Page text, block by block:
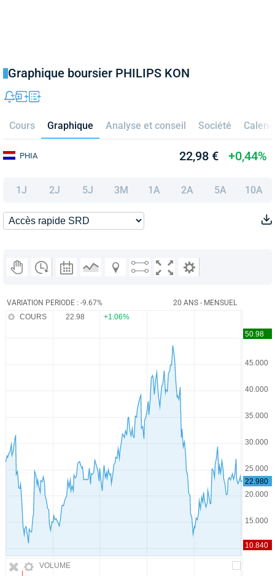
Graphique boursier PHILIPS KON
Cours Graphique Analyse et conseil Société
PHIA 22,98 € +0,44%
1J 2J 5J 3M 1A 2A 5A 10A
VARIATION PERIODE : -9.67% 20 ANS - MENSUEL
VOLUME
COURS 22.98 +1.06%